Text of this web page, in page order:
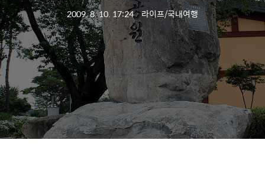
2009. 8. 10. 17:24ㆍ라이프/국내여행